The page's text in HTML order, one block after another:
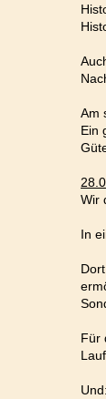
Am
Ein
Wir
In
Für